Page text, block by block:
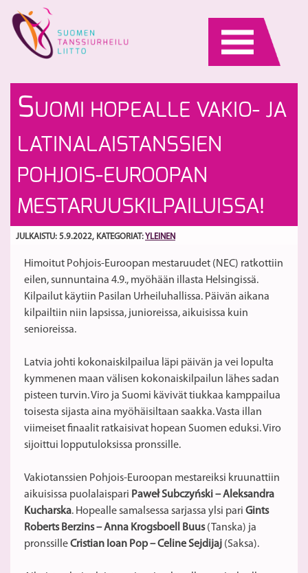
content
SUOMI HOPEALLE VAKIO- JA
LATINALAISTANSSIEN
POHJOIS-EUROOPAN
MESTARUUSKILPAILUISSA!
JULKAISTU: 5.9.2022, KATEGORIAT: YLEINEN
Himoitut Pohjois-Euroopan mestaruudet (NEC) ratkottiin
eilen, sunnuntaina 4.9., myöhään illasta Helsingissä.
Kilpailut käytiin Pasilan Urheiluhallissa. Päivän aikana
kilpailtiin niin lapsissa, junioreissa, aikuisissa kuin
senioreissa.
Latvia johti kokonaiskilpailua läpi päivän ja vei lopulta
kymmenen maan välisen kokonaiskilpailun lähes sadan
pisteen turvin. Viro ja Suomi kävivät tiukkaa kamppailua
toisesta sijasta aina myöhäisiltaan saakka. Vasta illan
viimeiset finaalit ratkaisivat hopean Suomen eduksi. Viro
sijoittui lopputuloksissa pronssille.
Vakiotanssien Pohjois-Euroopan mestareiksi kruunattiin
aikuisissa puolalaispari Paweł Subczyński – Aleksandra
Kucharska. Hopealle samalsessa sarjassa ylsi pari Gints
Roberts Berzins – Anna Krogsboell Buus(Tanska) ja
pronssilleCristian Ioan Pop – Celine Sejdijaj (Saksa).